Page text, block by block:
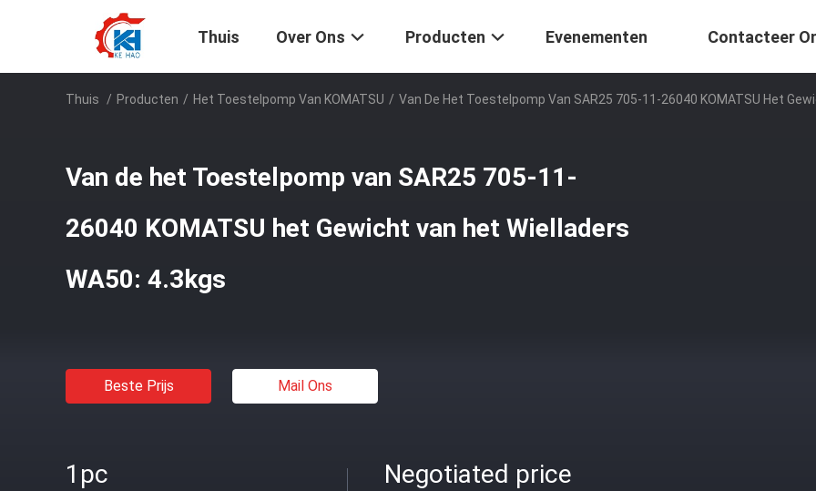
Thuis Over Ons Producten Evenementen Contacteer
Thuis / Producten / Het Toestelpomp Van KOMATSU / Van De Het Toestelpomp Van SAR25 705-11-26040 KOMATSU Het
Van de het Toestelpomp van SAR25 705-11-
26040 KOMATSU het Gewicht van het Wielladers
WA50: 4.3kgs
Beste Prijs Mail Ons
1pc Negotiated price